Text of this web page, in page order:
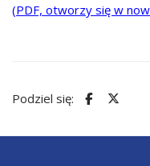
(PDF, otworzy się w
Podziel się: